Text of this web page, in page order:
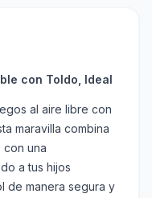
con Toldo, Ideal
al aire libre con
maravilla combina
una
a tus hijos
de manera segura y